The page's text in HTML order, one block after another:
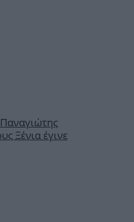
Ξένια έγινε